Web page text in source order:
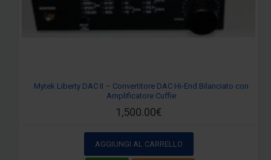
Mytek Liberty DAC II – Convertitore DAC Hi-End Bilanciato con
Amplificatore Cuffie
1,500.00€
AGGIUNGI AL CARRELLO